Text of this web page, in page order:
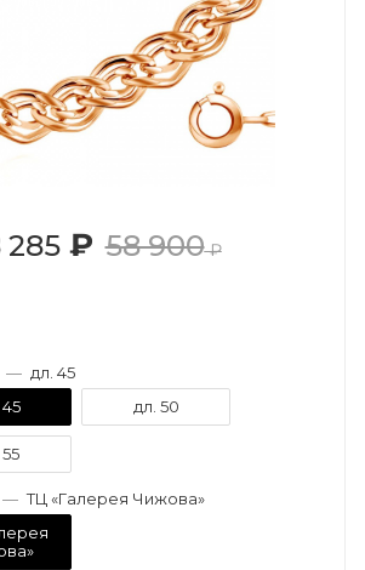
285₽ 58 900₽
— дл. 45
дл. 50
— ТЦ «Галерея Чижова»